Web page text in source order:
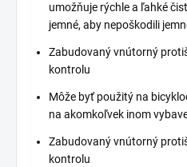
umožňuje rýchle a ľahké
jemné, aby nepoškodili
Zabudovaný vnútorný
kontrolu
Môže byť použitý na
na akomkoľvek inom
Zabudovaný vnútorný
kontrolu